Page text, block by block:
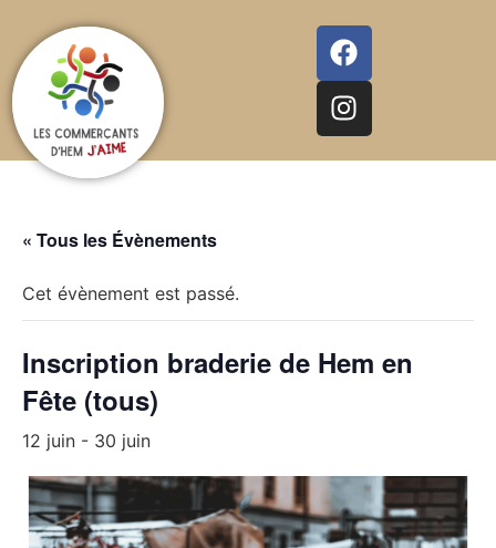
« Tous les Évènements
Cet évènement est passé.
Inscription braderie de Hem en
Fête (tous)
12 juin - 30 juin